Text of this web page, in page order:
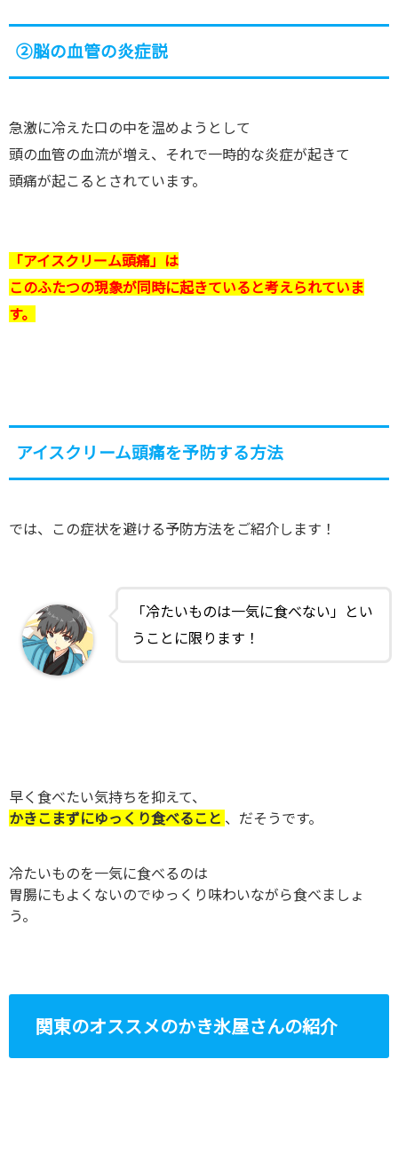
②脳の血管の炎症説
急激に冷えた口の中を温めようとして
頭の血管の血流が増え、それで一時的な炎症が起きて
頭痛が起こるとされています。
「アイスクリーム頭痛」は
このふたつの現象が同時に起きていると考えられていま
す。
アイスクリーム頭痛を予防する方法
では、この症状を避ける予防方法をご紹介します！
「冷たいものは一気に食べない」とい
うことに限ります！
早く食べたい気持ちを抑えて、
かきこまずにゆっくり食べること 、だそうです。
冷たいものを一気に食べるのは
胃腸にもよくないのでゆっくり味わいながら食べましょ
う。
関東のオススメのかき氷屋さんの紹介